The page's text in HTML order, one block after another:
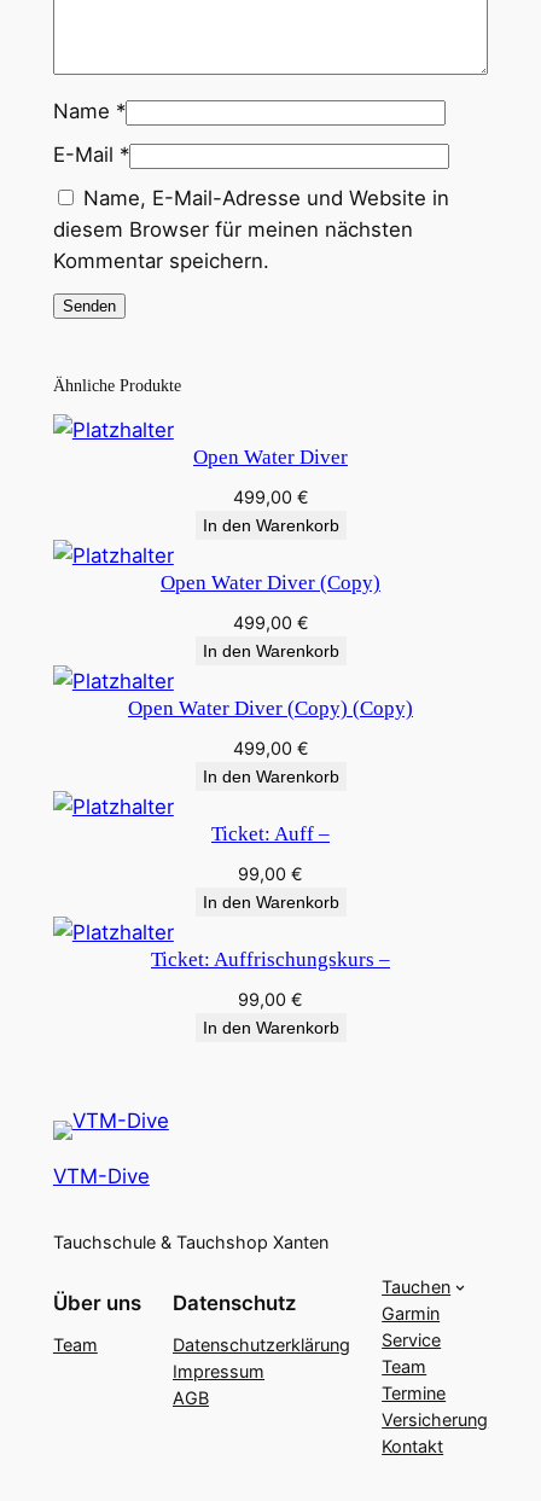
y
–
M
e
n
e
Name *
E-Mail *
Name, E-Mail-Adresse und Website in
diesem Browser für meinen nächsten
Kommentar speichern.
Ähnliche Produkte
Open Water Diver
499,00 €
In den Warenkorb
Open Water Diver (Copy)
499,00 €
In den Warenkorb
Open Water Diver (Copy) (Copy)
499,00 €
In den Warenkorb
Ticket: Auff –
99,00 €
In den Warenkorb
Ticket: Auffrischungskurs –
99,00 €
In den Warenkorb
VTM-Dive
Tauchschule & Tauchshop Xanten
Über uns
Team
Datenschutz
Datenschutzerklärung
Impressum
AGB
Tauchen
Garmin
Service
Team
Termine
Versicherung
Kontakt